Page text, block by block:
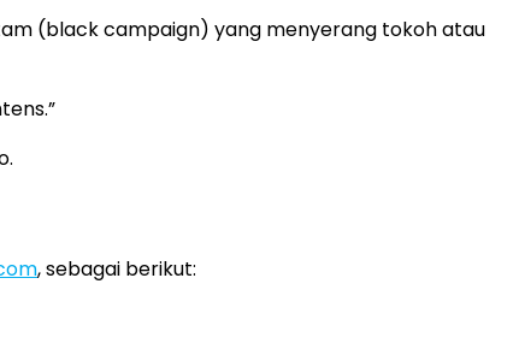
(black campaign) yang menyerang tokoh atau
, sebagai berikut: